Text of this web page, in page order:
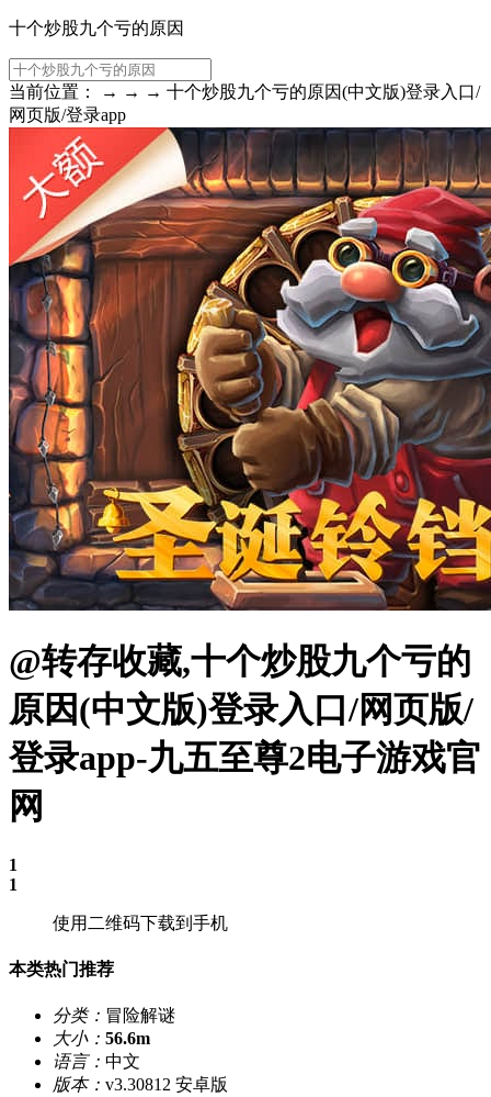
十个炒股九个亏的原因
当前位置： → → → 十个炒股九个亏的原因(中文版)登录入口/
网页版/登录app
@转存收藏,十个炒股九个亏的
原因(中文版)登录入口/网页版/
登录app-九五至尊2电子游戏官
网
1
1
使用二维码下载到手机
本类热门推荐
分类： 冒险解谜
大小： 56.6m
语言： 中文
版本： v3.30812 安卓版